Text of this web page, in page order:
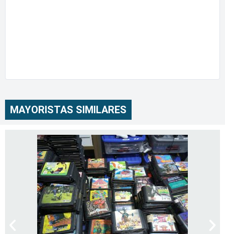
MAYORISTAS SIMILARES